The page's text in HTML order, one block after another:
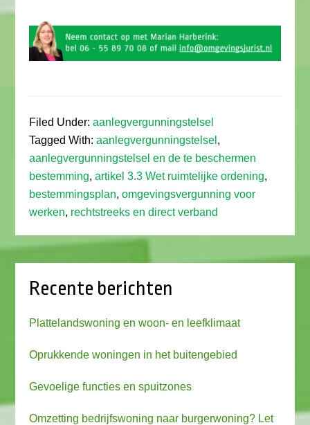
Filed Under:aanlegvergunningstelsel
Tagged With:aanlegvergunningstelsel ,
aanlegvergunningstelsel en de te beschermen
bestemming,artikel 3.3 Wet ruimtelijke ordening,
bestemmingsplan,omgevingsvergunning voor
werken, rechtstreeks en direct verband
Recente berichten
Plattelandswoning en woon- en leefklimaat
Oprukkende woningen in het buitengebied
Gevoelige functies en spuitzones
Omzetting bedrijfswoning naar burgerwoning? Let